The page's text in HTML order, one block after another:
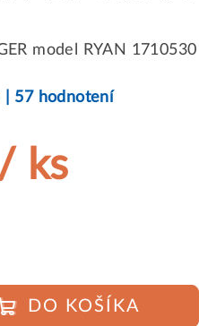
model RYAN 1710530
| 57 hodnotení
ks
DO KOŠÍKA